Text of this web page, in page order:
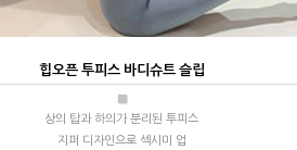
힙오픈 투피스 바디슈트 슬립
■
상의 탑과 하의가 분리된 투피스
지퍼 디자인으로 섹시미 업